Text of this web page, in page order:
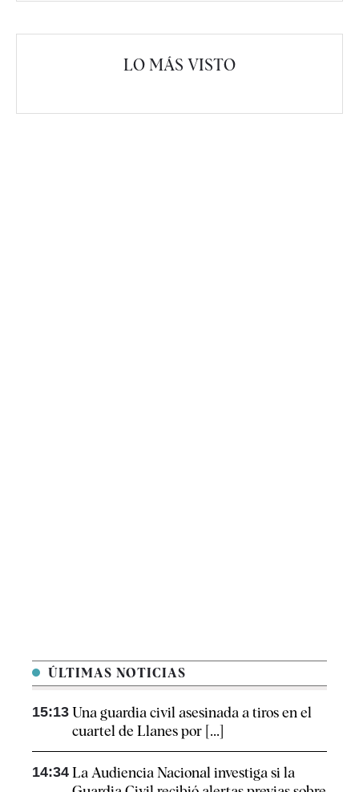
LO MÁS VISTO
ÚLTIMAS NOTICIAS
15:13 Una guardia civil asesinada a tiros en el
cuartel de Llanes por [...]
14:34 La Audiencia Nacional investiga si la